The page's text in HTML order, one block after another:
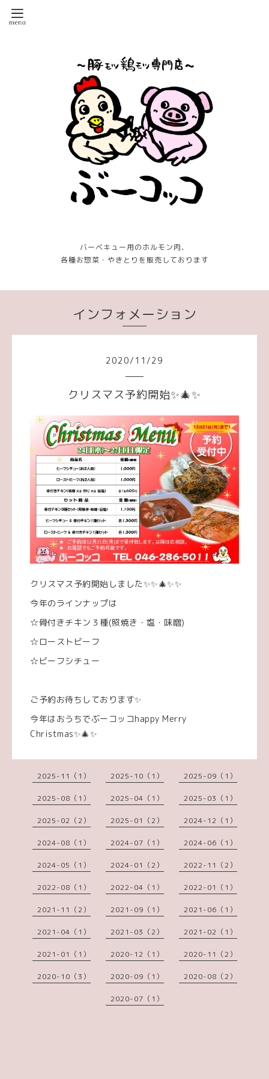
バーベキュー用のホルモン肉、
各種お惣菜・やきとりを販売しております
インフォメーション
2020/ 11 /29
クリスマス予約開始✨🎄✨
クリスマス予約開始しました✨✨🎄✨✨
今年のラインナップは
☆骨付きチキン３種(照焼き・塩・味噌)
☆ローストビーフ
☆ビーフシチュー
ご予約お待ちしております✨
今年はおうちでぶーコッコhappy Merry
Christmas✨🎄✨
2025-11（1） 2025-10（1） 2025-09（1）
2025-08（1） 2025-04（1） 2025-03（1）
2025-02（2） 2025-01（2） 2024-12（1）
2024-08（1） 2024-07（1） 2024-06（1）
2024-05（1） 2024-01（2） 2022-11（2）
2022-08（1） 2022-04（1） 2022-01（1）
2021-11（2） 2021-09（1） 2021-06（1）
2021-04（1） 2021-03（2） 2021-02（1）
2021-01（1） 2020-12（1） 2020-11（2）
2020-10（3） 2020-09（1） 2020-08（2）
2020-07（1）